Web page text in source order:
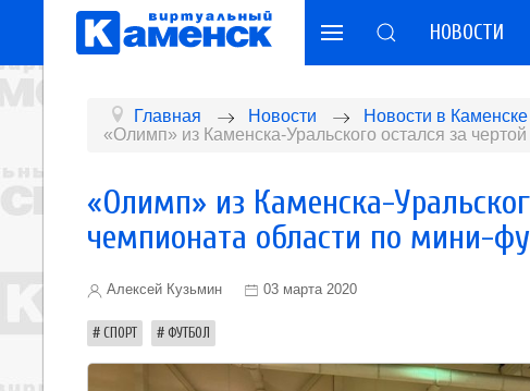
НОВОСТИ
Главная Новости
Новости в Каменске
«Олимп» из Каменска-Уральского остался за
«Олимп» из Каменска-
чемпионата области по мини-
Алексей Кузьмин 03 марта 2020
СПОРТ ФУТБОЛ